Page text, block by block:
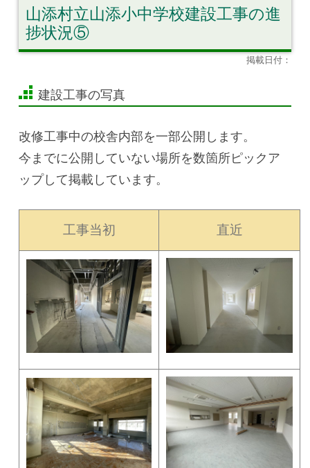
山添村立山添小中学校建設工事の進
捗状況⑤
掲載日付：
建設工事の写真
改修工事中の校舎内部を一部公開します。
今までに公開していない場所を数箇所ピックア
ップして掲載しています。
工事当初 直近